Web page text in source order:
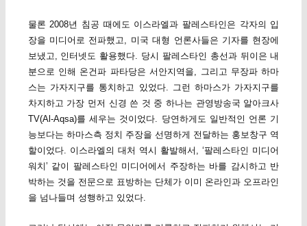
물론 2008년 침공 때에도 이스라엘과 팔레스타인은 각자의 입
장을 미디어로 전파했고, 미국 대형 언론사들은 기자를 현장에
보냈고, 인터넷도 활용했다. 당시 팔레스타인 총선과 뒤이은 내
분으로 인해 온건파 파타당은 서안지역을, 그리고 무장파 하마
스는 가자지구를 통치하고 있었다. 그런 하마스가 가자지구를
차지하고 가장 먼저 신경 쓴 것 중 하나는 관영방송국 알아크사
TV(Al-Aqsa)를 세우는 것이었다. 당연하게도 일반적인 언론 기
능보다는 하마스측 정치 주장을 선명하게 전달하는 홍보창구 역
할이었다. 이스라엘의 대처 역시 활발해서, ‘팔레스타인 미디어
워치’ 같이 팔레스타인 미디어에서 주장하는 바를 감시하고 반
박하는 것을 전문으로 표방하는 단체가 이미 온라인과 오프라인
을 넘나들며 성행하고 있었다.